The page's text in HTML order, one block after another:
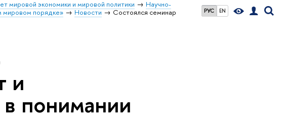
РУС EN
мировой экономики и мировой политики
Научно-
мировом порядке»
Новости
Состоялся семинар
и
понимании